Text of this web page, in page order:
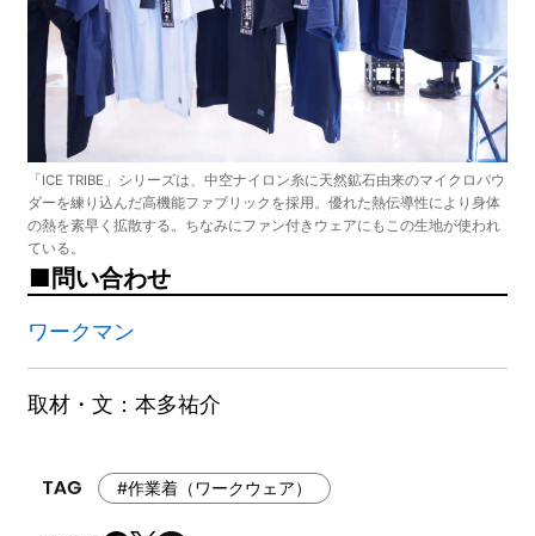
「ICE TRIBE」シリーズは、中空ナイロン糸に天然鉱石由来のマイクロパウ
ダーを練り込んだ高機能ファブリックを採用。優れた熱伝導性により身体
の熱を素早く拡散する。ちなみにファン付きウェアにもこの生地が使われ
ている。
問い合わせ
ワークマン
取材・文：本多祐介
#作業着（ワークウェア）